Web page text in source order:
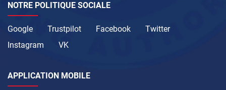
NOTRE POLITIQUE SOCIALE
Google Trustpilot Facebook
Twitter
Instagram
VK
APPLICATION MOBILE